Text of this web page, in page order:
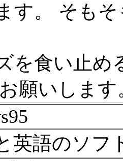
す。 そも
を食い止め
願いします
英語のソフ